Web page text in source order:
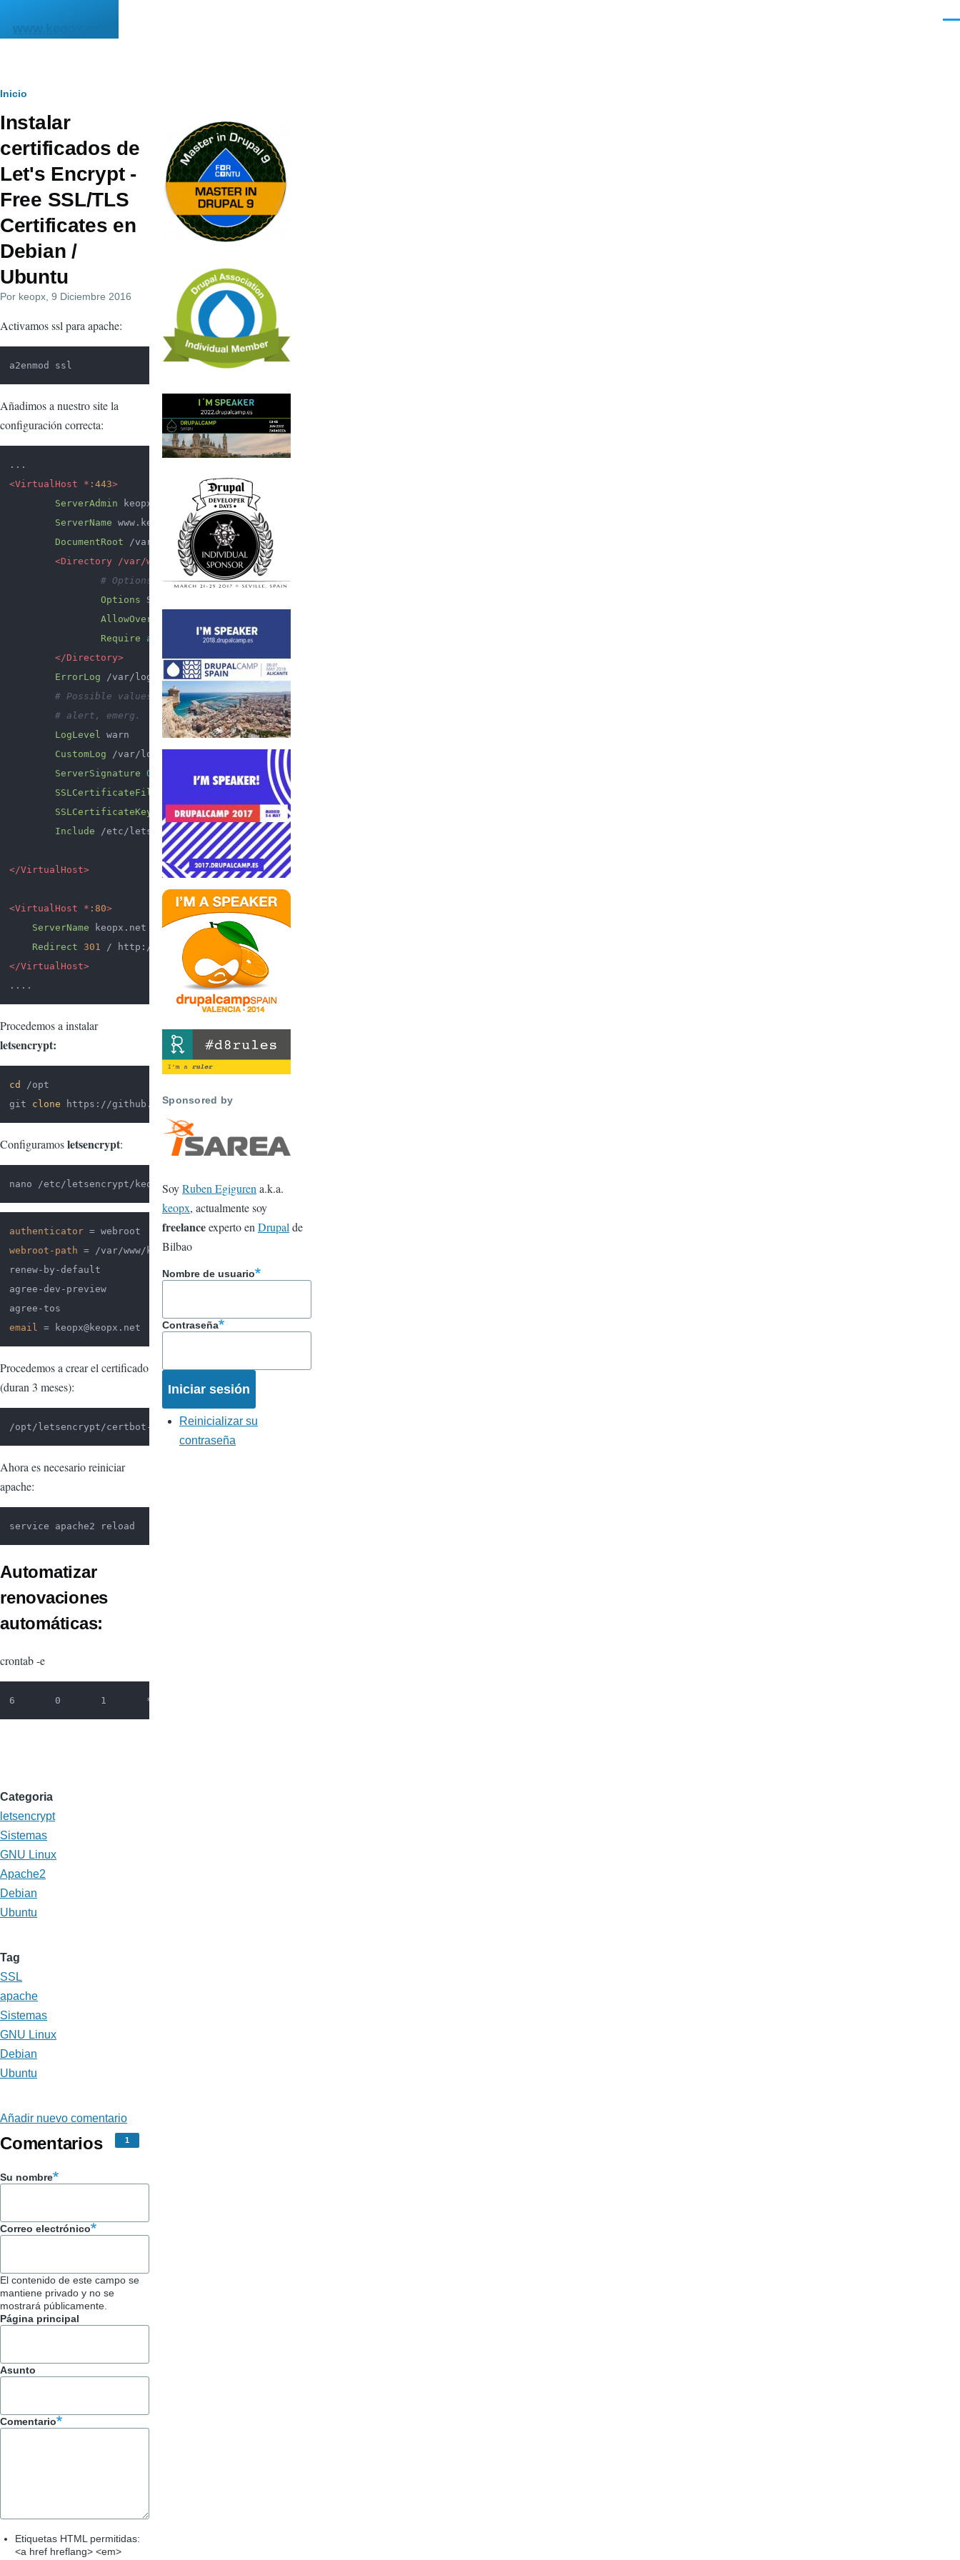
www.keopx.net
Ruta
de
navegación
Inicio
Instalar
certificados de
Let's Encrypt -
Free SSL/TLS
Certificates en
Debian /
Ubuntu
Por keopx , 9 Diciembre 2016
Activamos ssl para apache:
a2enmod ssl
Añadimos a nuestro site la
configuración correcta:
<VirtualHost * :443>
ServerAdmin keopx@keopx.net
ServerName www.keopx.net
DocumentRoot /var/www/keopx.net/docroot
<Directory /var/www/keopx.net/docroot/>
# Options FollowSymLinks
Options SymLinksIfOwnerMatch
AllowOverride
Require
all
granted
</Directory>
ErrorLog /var/log/apache2/error.log
# Possible values include: debug, info, notice, warn, error, crit,
# alert, emerg.
LogLevel warn
CustomLog /var/log/apache2/access.log combined
ServerSignature On
SSLCertificateFile
/etc/letsencrypt/live/www.keopx.net/fullchain.pem
SSLCertificateKeyFile /etc/letsencrypt/live/www.keopx.net/privkey.pem
Include /etc/letsencrypt/options-ssl-apache.conf
</VirtualHost>
<VirtualHost * :80>
ServerName keopx.net
Redirect
301
</VirtualHost>
....
Procedemos a instalar
letsencrypt:
cd
/opt
git clone https://github.com/certbot/certbot.git letsencrypt
Configuramosletsencrypt:
nano /etc/letsencrypt/keopx.ini
authenticator
webroot-path = /var/www/keopx.net/docroot
renew-by-default
agree-dev-preview
email = keopx@keopx.net
Procedemos a crear el certificado
(duran 3 meses):
/opt/letsencrypt/certbot-auto --config /etc/letsencrypt/keopx.ini --user-agent letsencrypt-ubuntu-webroo -d www.keopx.net certonly
Ahora es necesario reiniciar
apache:
service apache2 reload
Automatizar
renovaciones
automáticas:
crontab -e
6       0       1       *       *       /opt/letsencrypt/certbot-auto --config /etc/letsencrypt/phpmyadmin.isarea.ini --user-agent letsencrypt-ubuntu-webroot -d
Categoria
letsencrypt
Sistemas
GNU Linux
Apache2
Debian
Ubuntu
Tag
SSL
apache
Sistemas
GNU Linux
Debian
Ubuntu
Añadir nuevo comentario
Comentarios 1
Su nombre
Correo electrónico
El contenido de este campo se
mantiene privado y no se
mostrará públicamente.
Página principal
Asunto
Comentario
Etiquetas HTML permitidas:
<a href hreflang> <em>
Sponsored by
SoyRuben Egiguren a.k.a.
keopx, actualmente soy
freelanceexperto en Drupal de
Bilbao
Nombre de usuario
Contraseña
Reinicializar su
contraseña